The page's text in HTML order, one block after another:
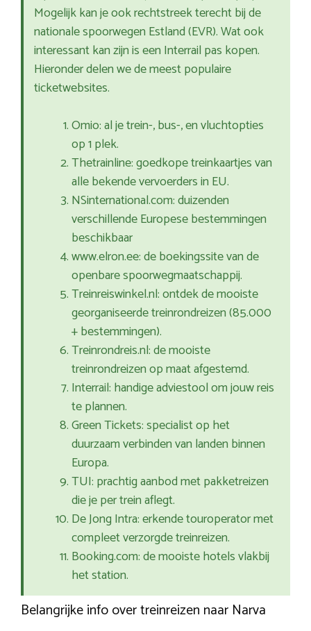
Mogelijk kan je ook rechtstreek terecht bij de
nationale spoorwegen Estland (EVR). Wat ook
interessant kan zijn is een Interrail pas kopen.
Hieronder delen we de meest populaire
ticketwebsites.
Omio: al je trein-, bus-, en vluchtopties
op 1 plek.
Thetrainline: goedkope treinkaartjes van
alle bekende vervoerders in EU.
NSinternational.com: duizenden
verschillende Europese bestemmingen
beschikbaar
www.elron.ee: de boekingssite van de
openbare spoorwegmaatschappij.
Treinreiswinkel.nl: ontdek de mooiste
georganiseerde treinrondreizen (85.000
+ bestemmingen).
Treinrondreis.nl: de mooiste
treinrondreizen op maat afgestemd.
Interrail: handige adviestool om jouw reis
te plannen.
Green Tickets: specialist op het
duurzaam verbinden van landen binnen
Europa.
TUI: prachtig aanbod met pakketreizen
die je per trein aflegt.
De Jong Intra: erkende touroperator met
compleet verzorgde treinreizen.
Booking.com: de mooiste hotels vlakbij
het station.
Belangrijke info over treinreizen naar Narva